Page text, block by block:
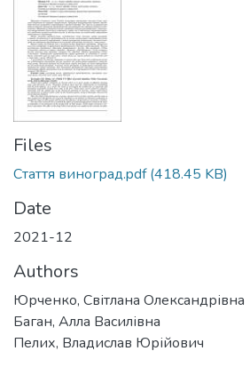
Files
Стаття виноград.pdf(418.45 KB)
Date
2021-12
Authors
Юрченко, Світлана Олександрівна
Баган, Алла Василівна
Пелих, Владислав Юрійович